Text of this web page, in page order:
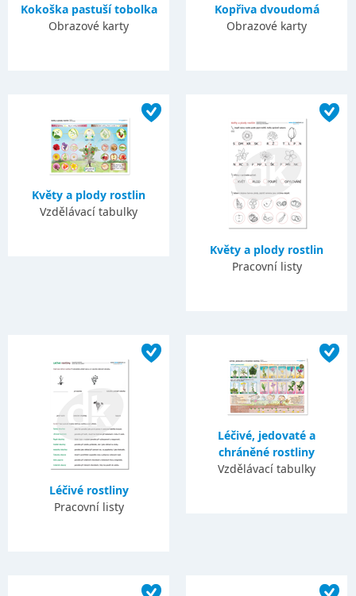
Kokoška pastuší tobolka
Obrazové karty
Kopřiva dvoudomá
Obrazové karty
Květy a plody rostlin
Vzdělávací tabulky
Květy a plody rostlin
Pracovní listy
Léčivé rostliny
Pracovní listy
Léčivé, jedovaté a
chráněné rostliny
Vzdělávací tabulky